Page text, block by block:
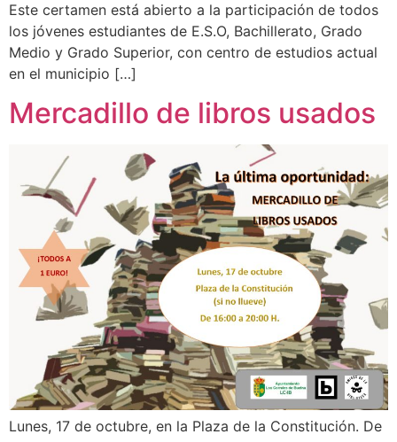
Este certamen está abierto a la participación de todos
los jóvenes estudiantes de E.S.O, Bachillerato, Grado
Medio y Grado Superior, con centro de estudios actual
en el municipio […]
Mercadillo de libros usados
Lunes, 17 de octubre, en la Plaza de la Constitución. De